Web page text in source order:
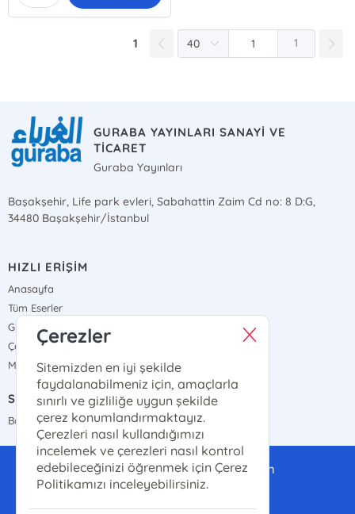
1 1
GURABA YAYINLARI SANAYİ VE
TİCARET
Guraba Yayınları
Başakşehir, Life park evleri, Sabahattin Zaim Cd no: 8 D:G,
34480 Başakşehir/İstanbul
HIZLI ERİŞİM
Anasayfa
Tüm Eserler
Gizlilik Sözleşmesi
Çerez Politikası
Mesafeli Satış Sözleşmesi
SATIŞ NOKTALARIMIZ
Bayi Haritamız
gurabayayinlari@gmail.com
0(507)-286-14-14
Çerezler
Sitemizden en iyi şekilde
faydalanabilmeniz için, amaçlarla
sınırlı ve gizliliğe uygun şekilde
çerez konumlandırmaktayız.
Çerezleri nasıl kullandığımızı
incelemek ve çerezleri nasıl kontrol
edebileceğinizi öğrenmek için Çerez
Politikamızı inceleyebilirsiniz.